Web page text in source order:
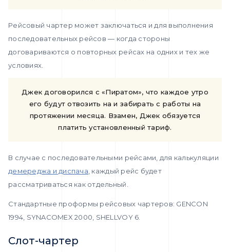
Рейсовый чартер может заключаться и для выполнения
последовательных рейсов — когда стороны
договариваются о повторных рейсах на одних и тех же
условиях.
Джек договорился с «Пиратом», что каждое утро
его будут отвозить на и забирать с работы на
протяжении месяца. Взамен, Джек обязуется
платить установленный тариф.
В случае с последовательными рейсами, для калькуляции
демереджа и диспача , каждый рейс будет
рассматриваться как отдельный.
Стандартные проформы рейсовых чартеров: GENCON
1994, SYNACOMEX 2000, SHELLVOY 6.
Слот-чартер